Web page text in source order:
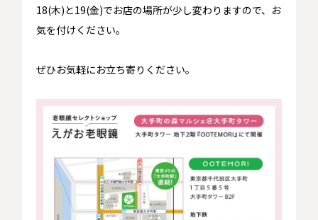
18(木)と19(金)でお店の場所が少し変わりますので、お
気を付けください。
ぜひお気軽にお立ち寄りください。